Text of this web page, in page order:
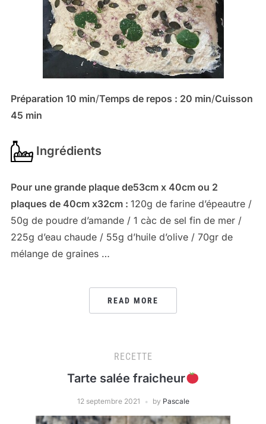
Préparation 10 min/Temps de repos : 20 min/Cuisson
45 min
Ingrédients
Pour une grande plaque de53cm x 40cm ou 2
plaques de 40cm x32cm : 120g de farine d’épeautre /
50g de poudre d’amande / 1 càc de sel fin de mer /
225g d’eau chaude / 55g d’huile d’olive / 70gr de
mélange de graines …
READ MORE
RECETTE
Tarte salée fraicheur
12 septembre 2021 by Pascale